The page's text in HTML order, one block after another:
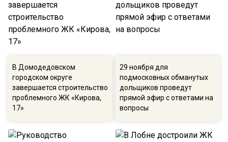
В Домодедовском
городском округе
завершается строительство
проблемного ЖК «Кирова,
17»
29 ноября для
подмосковных обманутых
дольщиков проведут
прямой эфир с ответами на
вопросы